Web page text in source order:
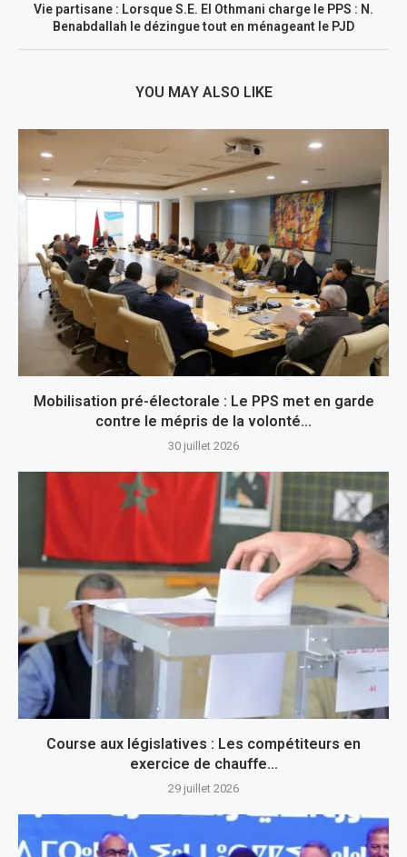
Vie partisane : Lorsque S.E. El Othmani charge le PPS : N.
Benabdallah le dézingue tout en ménageant le PJD
YOU MAY ALSO LIKE
Mobilisation pré-électorale : Le PPS met en garde
contre le mépris de la volonté...
30 juillet 2026
Course aux législatives : Les compétiteurs en
exercice de chauffe…
29 juillet 2026